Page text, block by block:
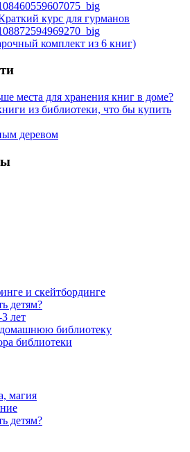
курс для гурманов
комплект из 6 книг)
места для хранения книг в доме?
из библиотеки, что бы купить
деревом
и скейтбординге
детям?
лет
домашнюю библиотеку
библиотеки
магия
детям?